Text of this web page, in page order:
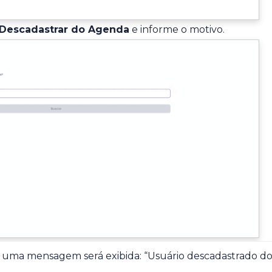
do Agenda e informe o motivo.
mensagem será exibida: “Usuário descadastrado do